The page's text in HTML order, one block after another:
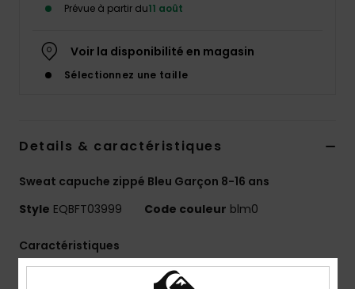
Prévue à partir du11 août
Voir la disponibilité en magasin
Sélectionnez une taille
Details & caractéristiques
Sweat capuche zippé Bleu Garçon 8-16 ans
Style EQBFT03999 Code couleur blm0
Caractéristiques
55 % coton biologique, 45 % polyester